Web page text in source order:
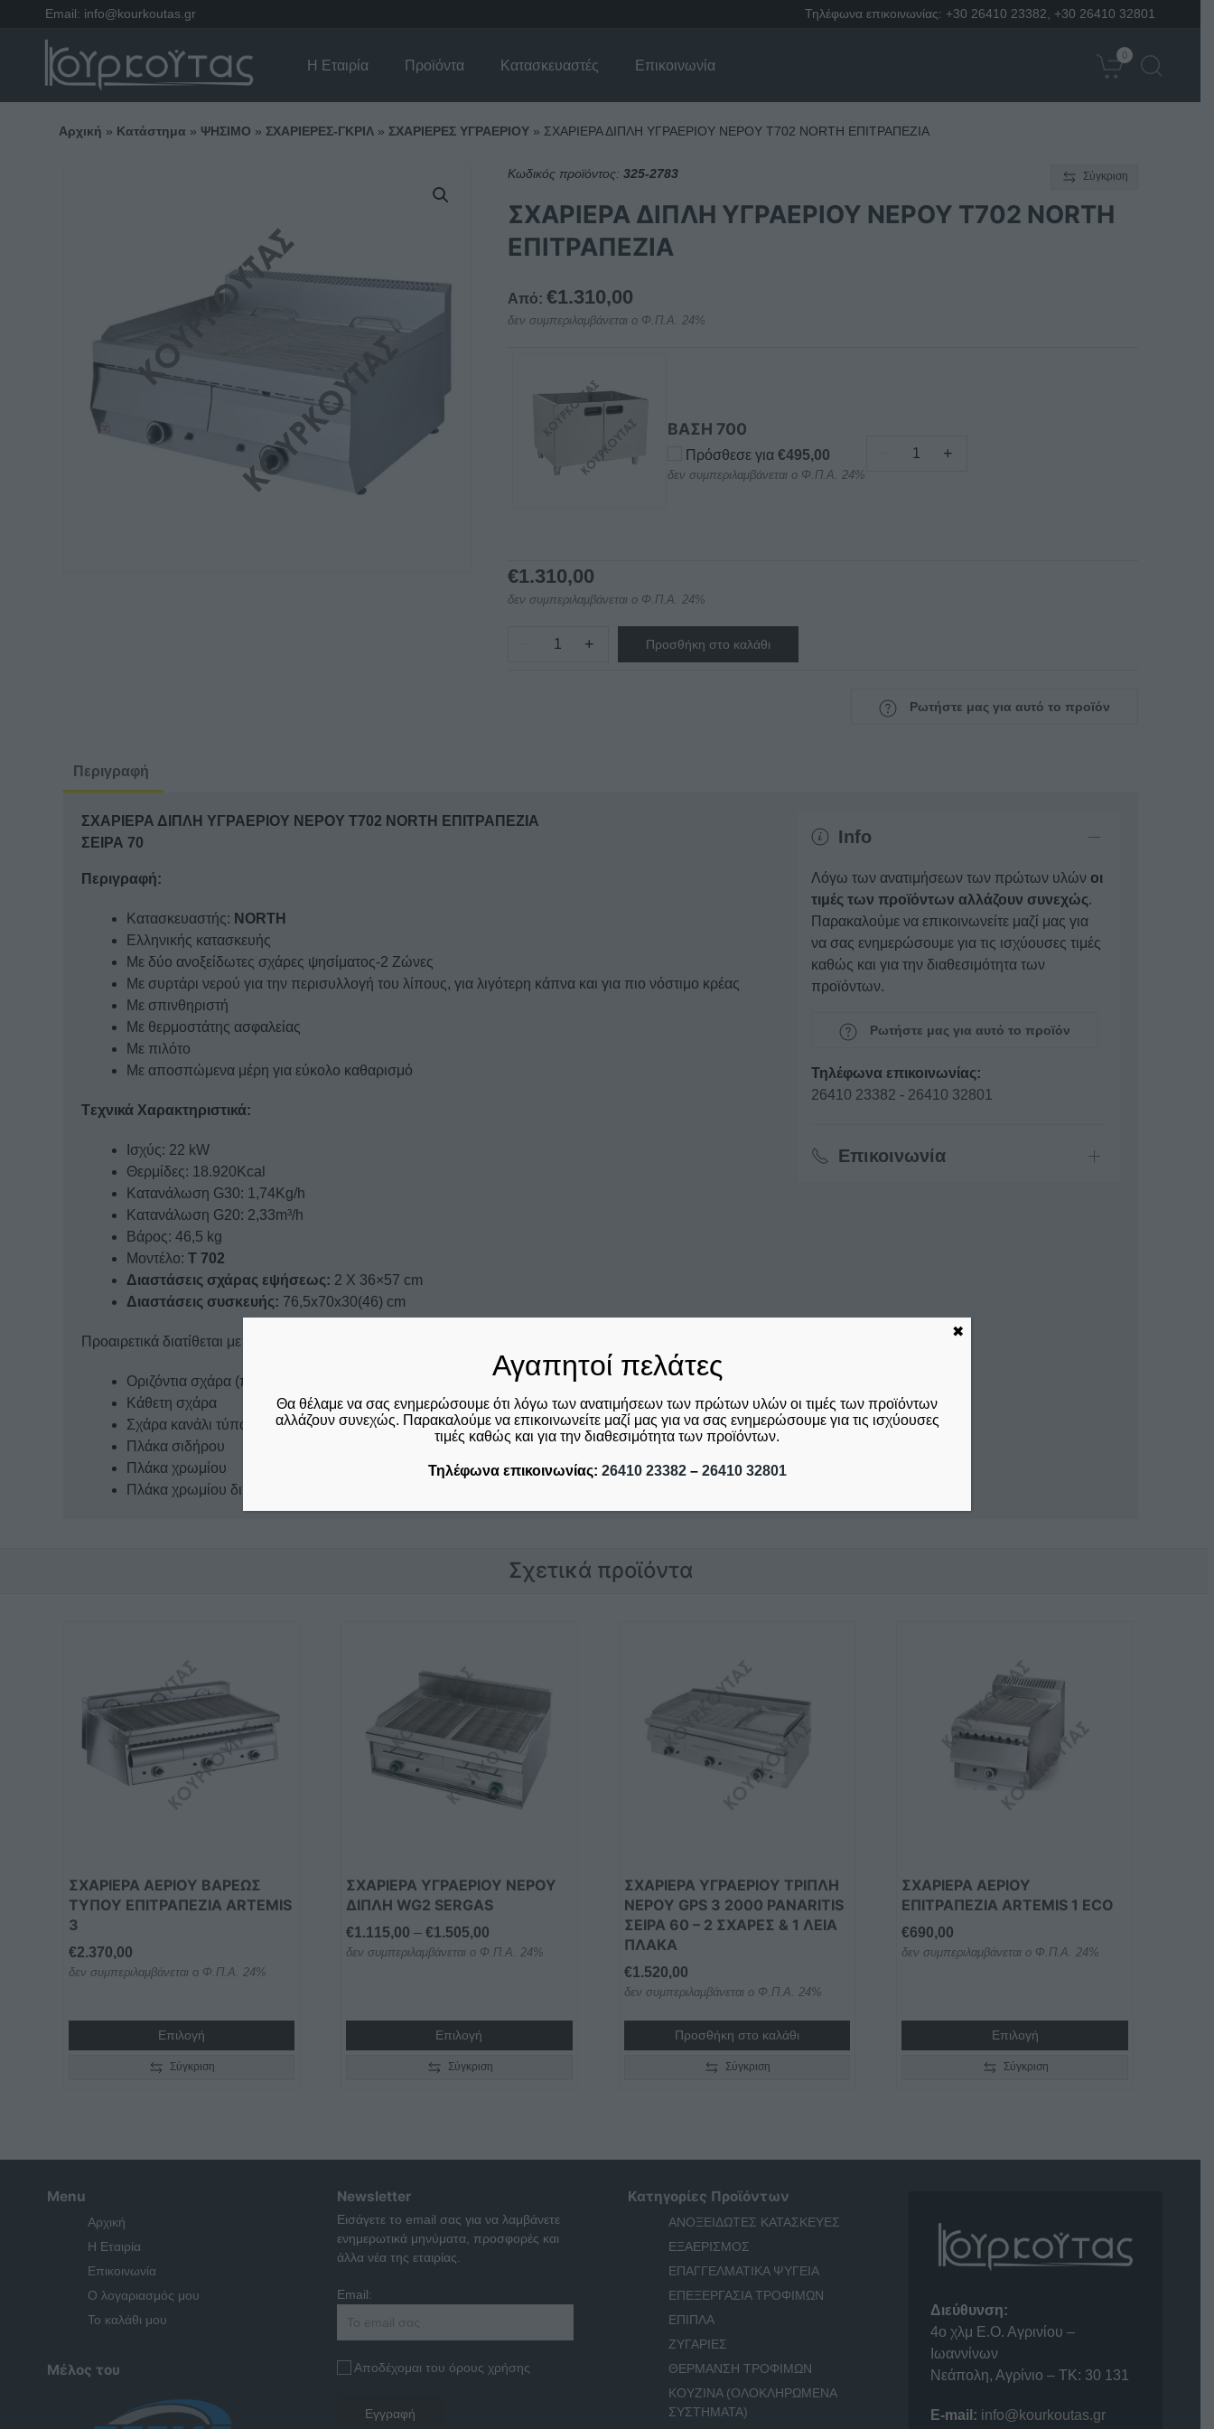
Email: info@kourkoutas.gr Τηλέφωνα επικοινωνίας: +30 26410 23382 +30 26410 32801
Η Εταιρία Προϊόντα Κατασκευαστές Επικοινωνία
0
Αρχική » Κατάστημα » ΨΗΣΙΜΟ » ΣΧΑΡΙΕΡΕΣ-ΓΚΡΙΛ» ΣΧΑΡΙΕΡΕΣ ΥΓΡΑΕΡΙΟΥ» ΣΧΑΡΙΕΡΑ ΔΙΠΛΗ ΥΓΡΑΕΡΙΟΥ ΝΕΡΟΥ Τ702 NORTH ΕΠΙΤΡΑΠΕΖΙΑ
Κωδικός προϊόντος: 325-2783 Σύγκριση
ΣΧΑΡΙΕΡΑ ΔΙΠΛΗ ΥΓΡΑΕΡΙΟΥ ΝΕΡΟΥ Τ702 NORTH
ΕΠΙΤΡΑΠΕΖΙΑ
Από: €1.310,00
δεν συμπεριλαμβάνεται ο Φ.Π.Α. 24%
ΒΑΣΗ 700
Πρόσθεσε για €495,00
δεν συμπεριλαμβάνεται ο Φ.Π.Α. 24%
ΒΑΣΗ700
+
€1.310,00
δεν συμπεριλαμβάνεται ο Φ.Π.Α. 24%
ΣΧΑΡΙΕΡΑ
+ Προσθήκη στο καλάθι
Ρωτήστε μας για αυτό το προϊόν
Περιγραφή
ΣΧΑΡΙΕΡΑ ΔΙΠΛΗ ΥΓΡΑΕΡΙΟΥ ΝΕΡΟΥ Τ702 NORTH ΕΠΙΤΡΑΠΕΖΙΑ
ΣΕΙΡΑ 70
Περιγραφή:
Κατασκευαστής: NORTH
Ελληνικής κατασκευής
Με δύο ανοξείδωτες σχάρες ψησίματος-2 Ζώνες
Με συρτάρι νερού για την περισυλλογή του λίπους, για λιγότερη κάπνα και για πιο νόστιμο κρέας
Με σπινθηριστή
Με θερμοστάτης ασφαλείας
Με πιλότο
Με αποσπώμενα μέρη για εύκολο καθαρισμό
Tεχνικά Χαρακτηριστικά:
Ισχύς: 22 kW
Θερμίδες: 18.920Kcal
Κατανάλωση G30: 1,74Kg/h
Κατανάλωση G20: 2,33m³/h
Βάρος: 46,5 kg
Μοντέλο: T 702
Διαστάσεις σχάρας εψήσεως: 2 X 36×57 cm
Διαστάσεις συσκευής: 76,5x70x30(46) cm
Προαιρετικά διατίθεται με τις παρακάτω επιλογές -χρέωση κατόπιν συνεννόησης-
Οριζόντια σχάρα (προεπιλογή)
Κάθετη σχάρα
Σχάρα κανάλι τύπου “V”
Πλάκα σιδήρου
Πλάκα χρωμίου
Πλάκα χρωμίου διπλή 2/3 λεία
Info
Λόγω των ανατιμήσεων των πρώτων υλών οι
τιμές των προϊόντων αλλάζουν συνεχώς.
Παρακαλούμε να επικοινωνείτε μαζί μας για
να σας ενημερώσουμε για τις ισχύουσες τιμές
καθώς και για την διαθεσιμότητα των
προϊόντων.
Ρωτήστε μας για αυτό το προϊόν
Τηλέφωνα επικοινωνίας:
26410 23382 - 26410 32801
Επικοινωνία
Σχετικά προϊόντα
ΣΧΑΡΙΕΡΑ ΑΕΡΙΟΥ ΒΑΡΕΩΣ
ΤΥΠΟΥ ΕΠΙΤΡΑΠΕΖΙΑ ARTEMIS
3
€2.370,00
δεν συμπεριλαμβάνεται ο Φ.Π.Α. 24%
Επιλογή
Σύγκριση
ΣΧΑΡΙΕΡΑ ΥΓΡΑΕΡΙΟΥ ΝΕΡΟΥ
ΔΙΠΛΗ WG2 SERGAS
€1.115,00 – €1.505,00
range:
€1.505,00
δεν συμπεριλαμβάνεται ο Φ.Π.Α. 24%
Επιλογή
πολλαπλές
παραλλαγές.
σελίδα
προϊόντος
Σύγκριση
ΣΧΑΡΙΕΡΑ ΥΓΡΑΕΡΙΟΥ ΤΡΙΠΛΗ
ΝΕΡΟΥ GPS 3 2000 PANARITIS
ΣΕΙΡΑ 60 – 2 ΣΧΆΡΕΣ & 1 ΛΕΊΑ
ΠΛΆΚΑ
€1.520,00
δεν συμπεριλαμβάνεται ο Φ.Π.Α. 24%
Προσθήκη στο καλάθι
Σύγκριση
ΣΧΑΡΙΕΡΑ ΑΕΡΙΟΥ
ΕΠΙΤΡΑΠΕΖΙΑ ARTEMIS 1 ECO
€690,00
δεν συμπεριλαμβάνεται ο Φ.Π.Α. 24%
Επιλογή
Σύγκριση
Menu
Αρχική
Η Εταιρία
Επικοινωνία
Ο λογαριασμός μου
Το καλάθι μου
Μέλος του
Newsletter
Εισάγετε το email σας για να λαμβάνετε
ενημερωτικά μηνύματα, προσφορές και
άλλα νέα της εταιρίας.
Email:
Αποδέχομαι του όρους χρήσης
Κατηγορίες Προϊόντων
ΑΝΟΞΕΙΔΩΤΕΣ ΚΑΤΑΣΚΕΥΕΣ
ΕΞΑΕΡΙΣΜΟΣ
ΕΠΑΓΓΕΛΜΑΤΙΚΑ ΨΥΓΕΙΑ
ΕΠΕΞΕΡΓΑΣΙΑ ΤΡΟΦΙΜΩΝ
ΕΠΙΠΛΑ
ΖΥΓΑΡΙΕΣ
ΘΕΡΜΑΝΣΗ ΤΡΟΦΙΜΩΝ
ΚΟΥΖΙΝΑ (ΟΛΟΚΛΗΡΩΜΕΝΑ
ΣΥΣΤΗΜΑΤΑ)
Διεύθυνση:
4o χλμ Ε.Ο. Αγρινίου –
Ιωαννίνων
Νεάπολη, Αγρίνιο – ΤΚ: 30 131
E-mail: info@kourkoutas.gr
Αγαπητοί πελάτες
Θα θέλαμε να σας ενημερώσουμε ότι λόγω των ανατιμήσεων των πρώτων υλών οι τιμές των προϊόντων
αλλάζουν συνεχώς. Παρακαλούμε να επικοινωνείτε μαζί μας για να σας ενημερώσουμε για τις ισχύουσες
τιμές καθώς και για την διαθεσιμότητα των προϊόντων.
Τηλέφωνα επικοινωνίας: 26410 23382– 26410 32801
✖